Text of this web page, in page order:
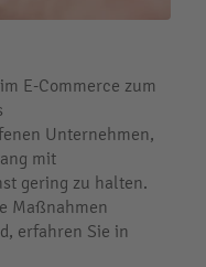
E-Commerce zum
Unternehmen,
mit
gering zu halten.
Maßnahmen
erfahren Sie in